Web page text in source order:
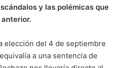
y las polémicas que
elección del 4 de septiembre
a una sentencia de